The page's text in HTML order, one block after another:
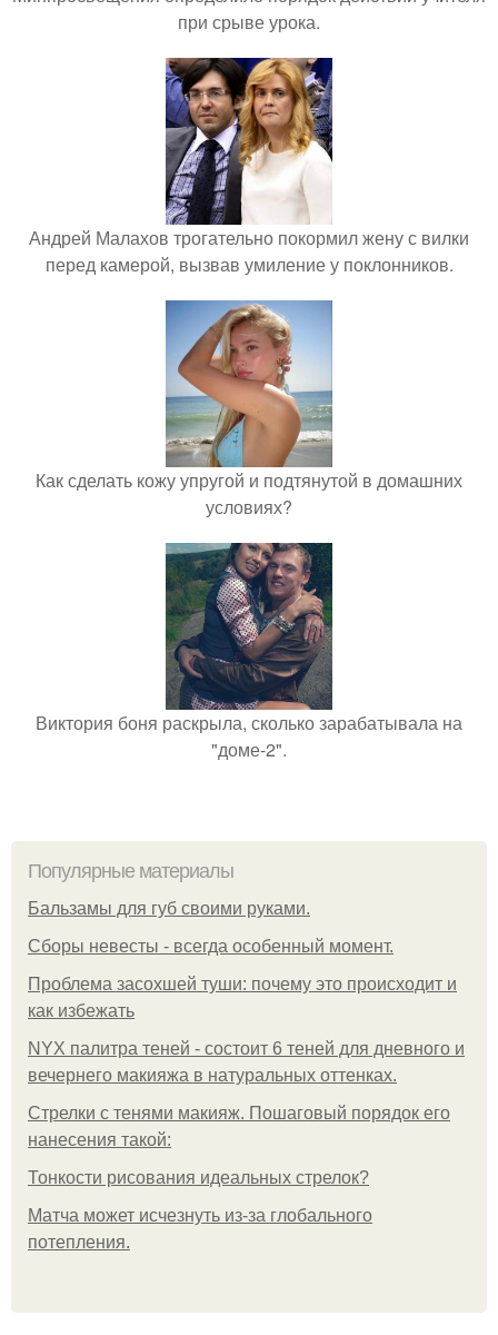
при срыве урока.
Андрей Малахов трогательно покормил жену с вилки
перед камерой, вызвав умиление у поклонников.
Как сделать кожу упругой и подтянутой в домашних
условиях?
Виктория боня раскрыла, сколько зарабатывала на
"доме-2".
Популярные материалы
Бальзамы для губ своими руками.
Сборы невесты - всегда особенный момент.
Проблема засохшей туши: почему это происходит и
как избежать
NYX палитра теней - состоит 6 теней для дневного и
вечернего макияжа в натуральных оттенках.
Стрелки с тенями макияж. Пошаговый порядок его
нанесения такой:
Тонкости рисования идеальных стрелок?
Матча может исчезнуть из-за глобального
потепления.